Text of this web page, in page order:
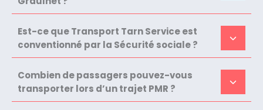
Est-ce que Transport Tarn Service est
conventionné par la Sécurité sociale ?
Combien de passagers pouvez-vous
transporter lors d’un trajet PMR ?